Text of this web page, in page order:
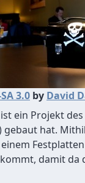
3.0 by David
ist ein Projekt
gebaut hat.
damit da